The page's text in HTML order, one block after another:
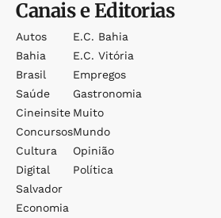
Canais e Editorias
Autos
Bahia
Brasil
Saúde
Cineinsite
Concursos
Cultura
Digital
Salvador
Economia
E.c. Bahia
E.c. Vitória
Empregos
Gastronomia
Muito
Mundo
Opinião
Política